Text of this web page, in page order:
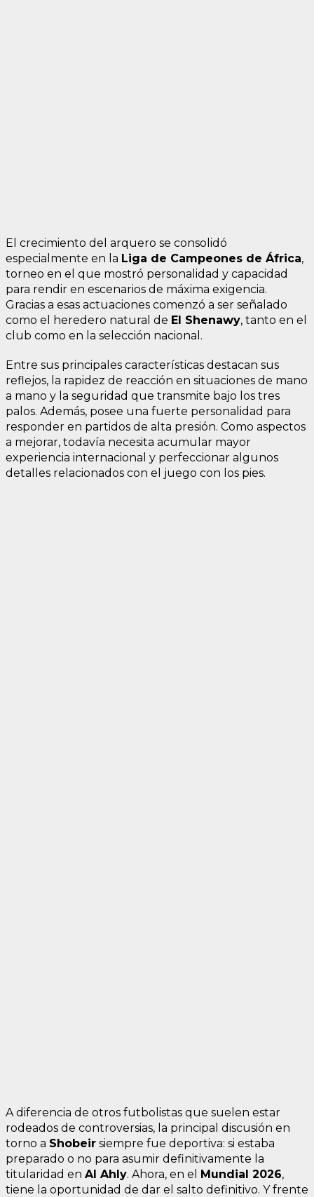
El crecimiento del arquero se consolidó
especialmente en la Liga de Campeones de África,
torneo en el que mostró personalidad y capacidad
para rendir en escenarios de máxima exigencia.
Gracias a esas actuaciones comenzó a ser señalado
como el heredero natural de El Shenawy, tanto en el
club como en la selección nacional.
Entre sus principales características destacan sus
reflejos, la rapidez de reacción en situaciones de mano
a mano y la seguridad que transmite bajo los tres
palos. Además, posee una fuerte personalidad para
responder en partidos de alta presión. Como aspectos
a mejorar, todavía necesita acumular mayor
experiencia internacional y perfeccionar algunos
detalles relacionados con el juego con los pies.
A diferencia de otros futbolistas que suelen estar
rodeados de controversias, la principal discusión en
torno a Shobeir siempre fue deportiva: si estaba
preparado o no para asumir definitivamente la
titularidad en Al Ahly. Ahora, en el Mundial 2026,
tiene la oportunidad de dar el salto definitivo. Y frente